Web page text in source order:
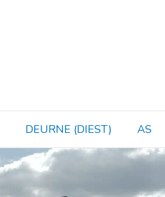
DEURNE (DIEST) AS